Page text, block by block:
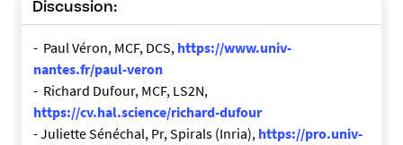
Discussion:
- Paul Véron, MCF, DCS, https://www.univ-
nantes.fr/paul-veron
- Richard Dufour, MCF, LS2N,
https://cv.hal.science/richard-dufour
- Juliette Sénéchal, Pr, Spirals (Inria), https://pro.univ-